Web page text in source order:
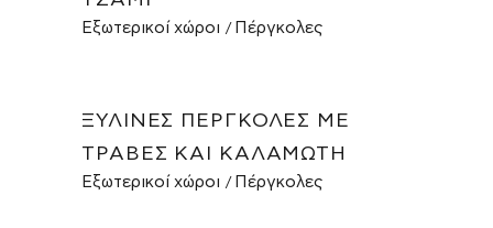
Εξωτερικοί χώροι Πέργκολες
ΞΎΛΙΝΕΣ ΠΈΡΓΚΟΛΕΣ ΜΕ
ΤΡΆΒΕΣ ΚΑΙ ΚΑΛΑΜΩΤΉ
Εξωτερικοί χώροι Πέργκολες